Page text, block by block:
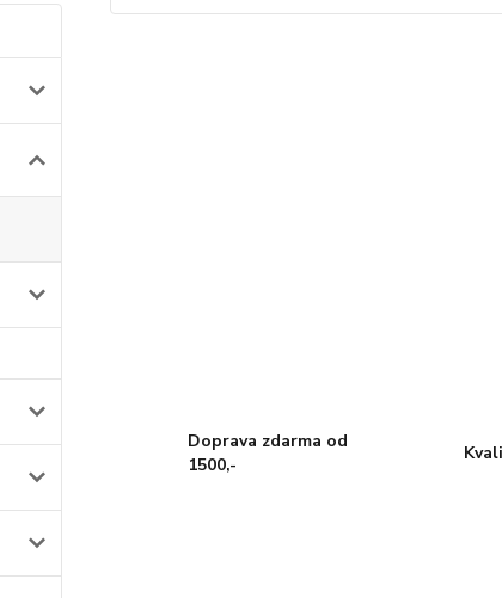
Doprava zdarma od
1500,-